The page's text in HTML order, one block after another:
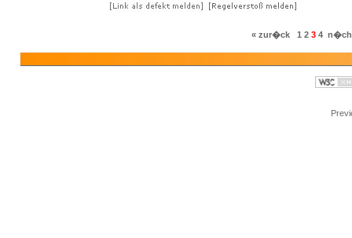
« zur�ck 1 2 3 4